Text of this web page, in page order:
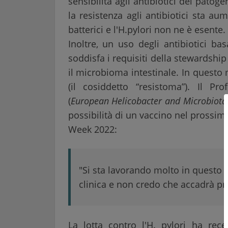
la resistenza agli antibiotici sta
batterici e l'H.pylori non ne è esente.
Inoltre, un uso degli antibiotici
soddisfa i requisiti della
il microbioma intestinale. In questo
(il cosiddetto “resistoma”). Il
(European Helicobacter and Microbiota
possibilità di un vaccino nel
Week 2022:
"Si sta lavorando molto in questo
clinica e non credo che accadrà
La lotta contro l'H. pylori ha